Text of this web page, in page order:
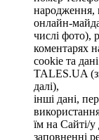
народження,
онлайн-
числі фото),
коментарях
cookie та
TALES.UA
далі),
інші дані,
їм на Сайті/
заповненні